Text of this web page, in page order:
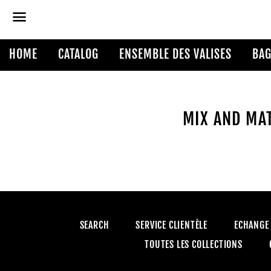
HOME CATALOG ENSEMBLE DES VALISES
MIX AND
SEARCH SERVICE CLIENTÈLE
TOUTES LES COLLECTIONS